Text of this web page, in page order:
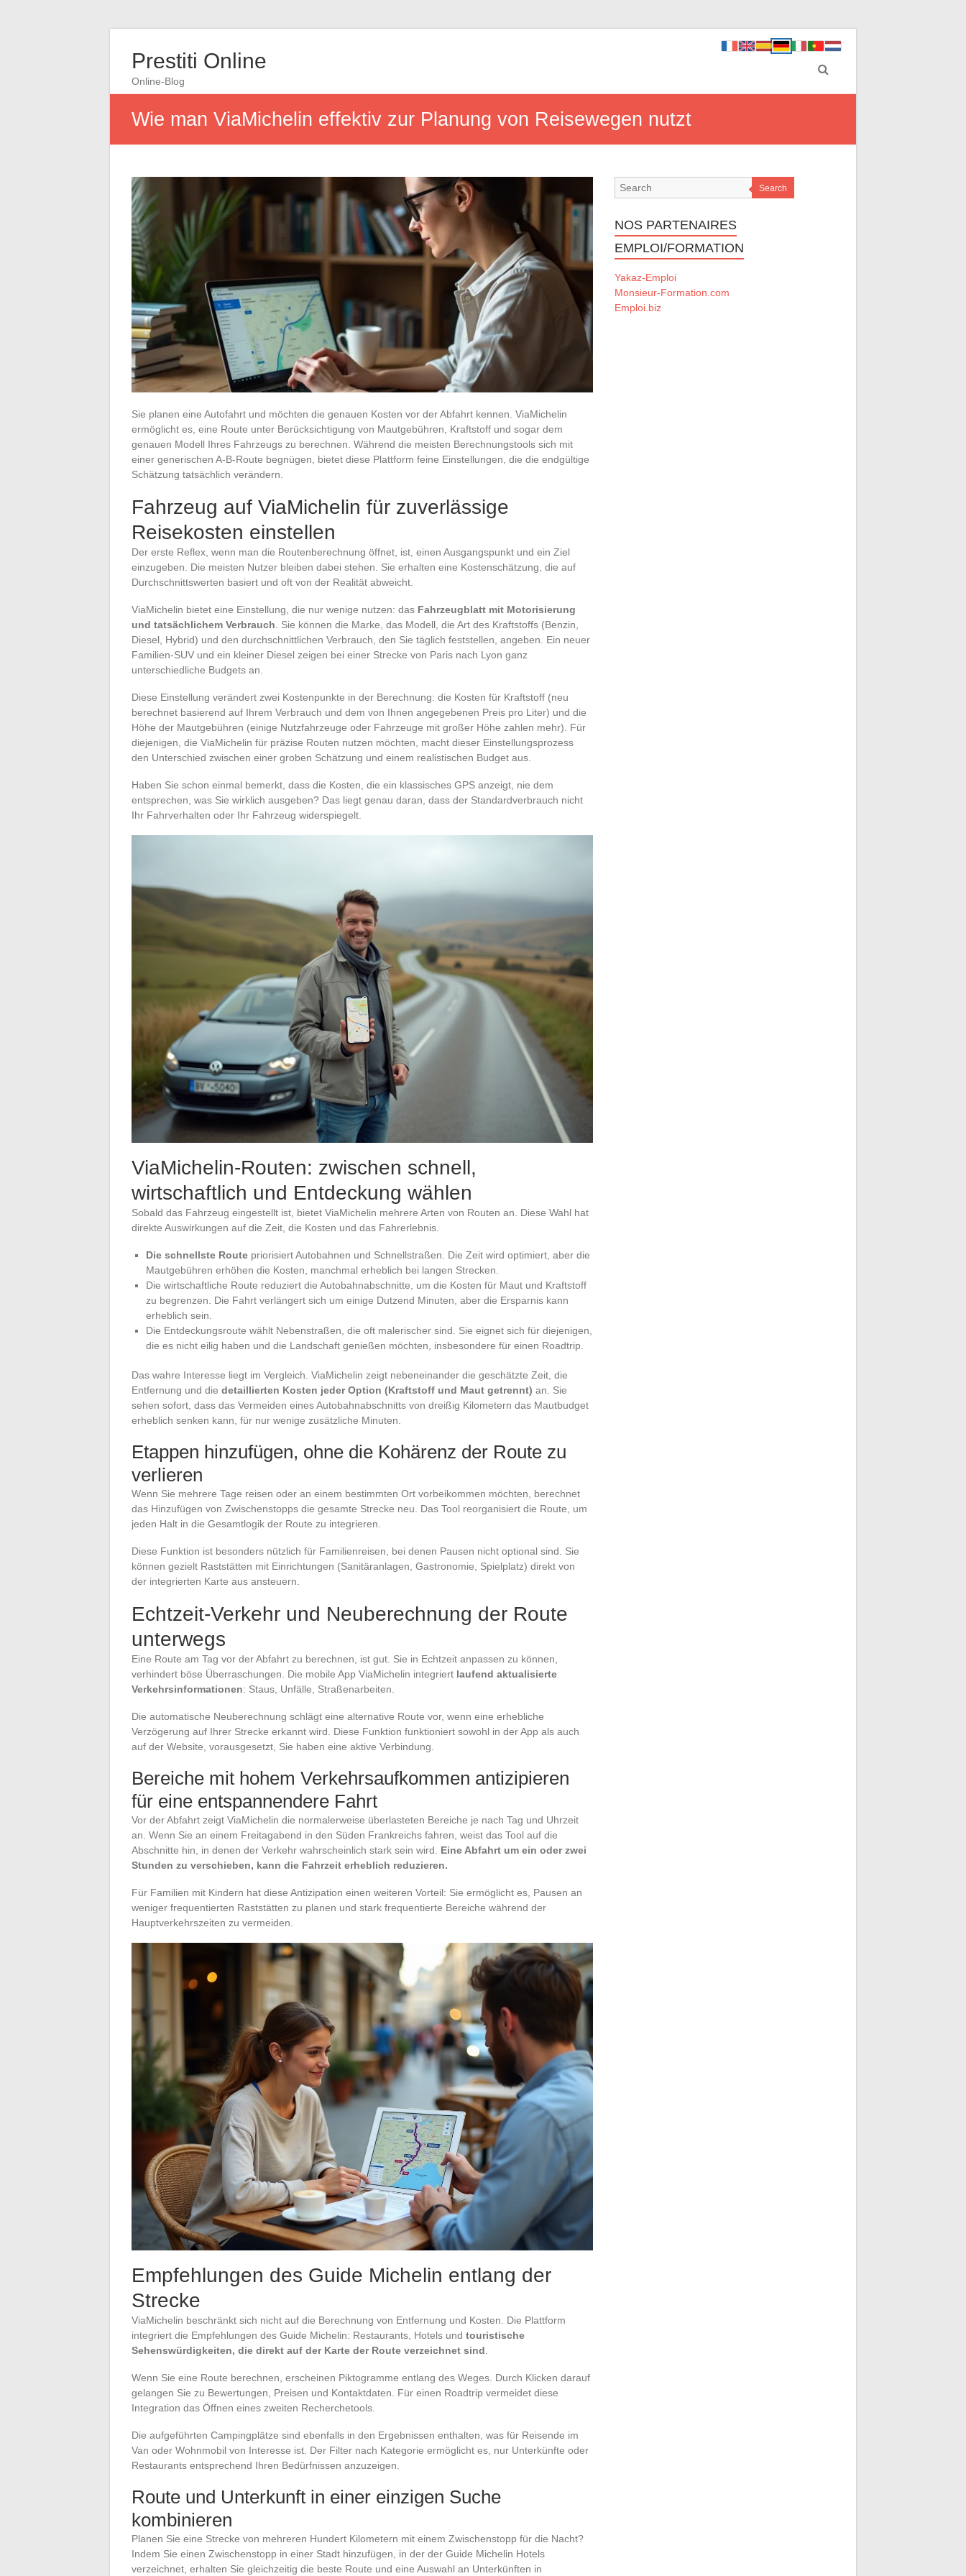
Prestiti Online
Online-Blog
Wie man ViaMichelin effektiv zur Planung von Reisewegen nutzt
Sie planen eine Autofahrt und möchten die genauen Kosten vor der Abfahrt kennen. ViaMichelin
ermöglicht es, eine Route unter Berücksichtigung von Mautgebühren, Kraftstoff und sogar dem
genauen Modell Ihres Fahrzeugs zu berechnen. Während die meisten Berechnungstools sich mit
einer generischen A-B-Route begnügen, bietet diese Plattform feine Einstellungen, die die endgültige
Schätzung tatsächlich verändern.
Fahrzeug auf ViaMichelin für zuverlässige
Reisekosten einstellen
Der erste Reflex, wenn man die Routenberechnung öffnet, ist, einen Ausgangspunkt und ein Ziel
einzugeben. Die meisten Nutzer bleiben dabei stehen. Sie erhalten eine Kostenschätzung, die auf
Durchschnittswerten basiert und oft von der Realität abweicht.
ViaMichelin bietet eine Einstellung, die nur wenige nutzen: das Fahrzeugblatt mit Motorisierung
und tatsächlichem Verbrauch . Sie können die Marke, das Modell, die Art des Kraftstoffs (Benzin,
Diesel, Hybrid) und den durchschnittlichen Verbrauch, den Sie täglich feststellen, angeben. Ein neuer
Familien-SUV und ein kleiner Diesel zeigen bei einer Strecke von Paris nach Lyon ganz
unterschiedliche Budgets an.
Diese Einstellung verändert zwei Kostenpunkte in der Berechnung: die Kosten für Kraftstoff (neu
berechnet basierend auf Ihrem Verbrauch und dem von Ihnen angegebenen Preis pro Liter) und die
Höhe der Mautgebühren (einige Nutzfahrzeuge oder Fahrzeuge mit großer Höhe zahlen mehr). Für
diejenigen, die ViaMichelin für präzise Routen nutzen möchten, macht dieser Einstellungsprozess
den Unterschied zwischen einer groben Schätzung und einem realistischen Budget aus.
Haben Sie schon einmal bemerkt, dass die Kosten, die ein klassisches GPS anzeigt, nie dem
entsprechen, was Sie wirklich ausgeben? Das liegt genau daran, dass der Standardverbrauch nicht
Ihr Fahrverhalten oder Ihr Fahrzeug widerspiegelt.
ViaMichelin-Routen: zwischen schnell,
wirtschaftlich und Entdeckung wählen
Sobald das Fahrzeug eingestellt ist, bietet ViaMichelin mehrere Arten von Routen an. Diese Wahl hat
direkte Auswirkungen auf die Zeit, die Kosten und das Fahrerlebnis.
Die schnellste Route priorisiert Autobahnen und Schnellstraßen. Die Zeit wird optimiert, aber die
Mautgebühren erhöhen die Kosten, manchmal erheblich bei langen Strecken.
Die wirtschaftliche Route reduziert die Autobahnabschnitte, um die Kosten für Maut und Kraftstoff
zu begrenzen. Die Fahrt verlängert sich um einige Dutzend Minuten, aber die Ersparnis kann
erheblich sein.
Die Entdeckungsroute wählt Nebenstraßen, die oft malerischer sind. Sie eignet sich für diejenigen,
die es nicht eilig haben und die Landschaft genießen möchten, insbesondere für einen Roadtrip.
Das wahre Interesse liegt im Vergleich. ViaMichelin zeigt nebeneinander die geschätzte Zeit, die
Entfernung und die detaillierten Kosten jeder Option (Kraftstoff und Maut getrennt) an. Sie
sehen sofort, dass das Vermeiden eines Autobahnabschnitts von dreißig Kilometern das Mautbudget
erheblich senken kann, für nur wenige zusätzliche Minuten.
Etappen hinzufügen, ohne die Kohärenz der Route zu
verlieren
Wenn Sie mehrere Tage reisen oder an einem bestimmten Ort vorbeikommen möchten, berechnet
das Hinzufügen von Zwischenstopps die gesamte Strecke neu. Das Tool reorganisiert die Route, um
jeden Halt in die Gesamtlogik der Route zu integrieren.
Diese Funktion ist besonders nützlich für Familienreisen, bei denen Pausen nicht optional sind. Sie
können gezielt Raststätten mit Einrichtungen (Sanitäranlagen, Gastronomie, Spielplatz) direkt von
der integrierten Karte aus ansteuern.
Echtzeit-Verkehr und Neuberechnung der Route
unterwegs
Eine Route am Tag vor der Abfahrt zu berechnen, ist gut. Sie in Echtzeit anpassen zu können,
verhindert böse Überraschungen. Die mobile App ViaMichelin integriert laufend aktualisierte
Verkehrsinformationen: Staus, Unfälle, Straßenarbeiten.
Die automatische Neuberechnung schlägt eine alternative Route vor, wenn eine erhebliche
Verzögerung auf Ihrer Strecke erkannt wird. Diese Funktion funktioniert sowohl in der App als auch
auf der Website, vorausgesetzt, Sie haben eine aktive Verbindung.
Bereiche mit hohem Verkehrsaufkommen antizipieren
für eine entspannendere Fahrt
Vor der Abfahrt zeigt ViaMichelin die normalerweise überlasteten Bereiche je nach Tag und Uhrzeit
an. Wenn Sie an einem Freitagabend in den Süden Frankreichs fahren, weist das Tool auf die
Abschnitte hin, in denen der Verkehr wahrscheinlich stark sein wird. Eine Abfahrt um ein oder zwei
Stunden zu verschieben, kann die Fahrzeit erheblich reduzieren.
Für Familien mit Kindern hat diese Antizipation einen weiteren Vorteil: Sie ermöglicht es, Pausen an
weniger frequentierten Raststätten zu planen und stark frequentierte Bereiche während der
Hauptverkehrszeiten zu vermeiden.
Empfehlungen des Guide Michelin entlang der
Strecke
ViaMichelin beschränkt sich nicht auf die Berechnung von Entfernung und Kosten. Die Plattform
integriert die Empfehlungen des Guide Michelin: Restaurants, Hotels und touristische
Sehenswürdigkeiten, die direkt auf der Karte der Route verzeichnet sind
Wenn Sie eine Route berechnen, erscheinen Piktogramme entlang des Weges. Durch Klicken darauf
gelangen Sie zu Bewertungen, Preisen und Kontaktdaten. Für einen Roadtrip vermeidet diese
Integration das Öffnen eines zweiten Recherchetools.
Die aufgeführten Campingplätze sind ebenfalls in den Ergebnissen enthalten, was für Reisende im
Van oder Wohnmobil von Interesse ist. Der Filter nach Kategorie ermöglicht es, nur Unterkünfte oder
Restaurants entsprechend Ihren Bedürfnissen anzuzeigen.
Route und Unterkunft in einer einzigen Suche
kombinieren
Planen Sie eine Strecke von mehreren Hundert Kilometern mit einem Zwischenstopp für die Nacht?
Indem Sie einen Zwischenstopp in einer Stadt hinzufügen, in der der Guide Michelin Hotels
verzeichnet, erhalten Sie gleichzeitig die beste Route und eine Auswahl an Unterkünften in
Search
NOS PARTENAIRES
EMPLOI/FORMATION
Yakaz-Emploi
Monsieur-Formation.com
Emploi.biz